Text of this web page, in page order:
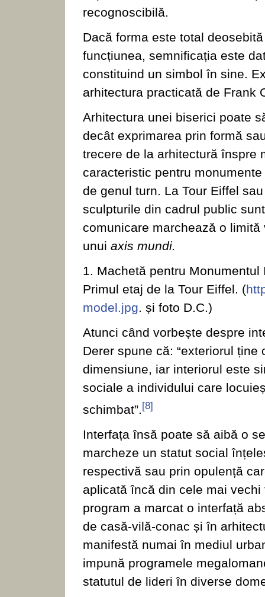
recognoscibilă.
Dacă forma este total
funcțiunea, semnificația este
constituind un simbol în sine.
arhitectura practicată de Frank
Arhitectura unei biserici poate
decât exprimarea prin formă
trecere de la arhitectură înspre
caracteristic pentru
de genul turn. La Tour Eiffel
sculpturile din cadrul public
comunicare marchează o
unui axis mundi.
1. Machetă pentru
Primul etaj de la Tour Eiffel. (
model.jpg. și foto D.C.)
Atunci când vorbește despre
Derer spune că: “exteriorul
dimensiune, iar interiorul este
sociale a individului care
schimbat”.[8]
Interfața însă poate să aibă o
marcheze un statut social
respectivă sau prin opulență
aplicată încă din cele mai
program a marcat o interfață
de casă-vilă-conac și în
manifestă numai în mediul
impună programele
statutul de lideri în diverse